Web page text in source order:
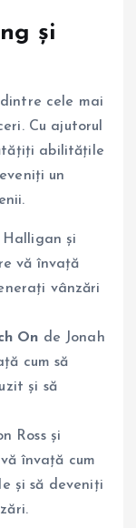
și
cele mai
Cu ajutorul
abilitățile
un
și
vă învață
vânzări
On de Jonah
cum să
și să
Ross și
învață cum
și să deveniți